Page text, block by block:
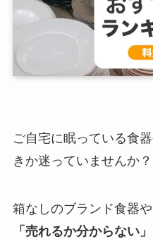
ご自宅に眠っている食
きか迷っていませんか？
箱なしのブランド食器
「売れるか分からない